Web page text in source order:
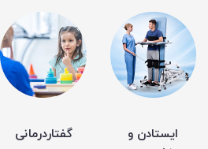
ایستادن و
گفتاردرمانی